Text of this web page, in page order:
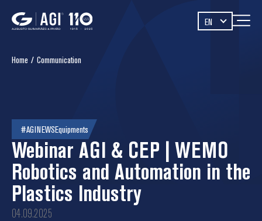
EN
Home / Communication
#AGINEWSEquipments
Webinar AGI & CEP | WEMO
Robotics and Automation in the
Plastics Industry
04.09.2025